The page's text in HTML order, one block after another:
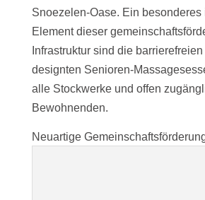
Snoezelen-Oase. Ein besonderes
Element dieser
Infrastruktur sind die barrierefreien
designten Senioren-
alle Stockwerke und offen
Bewohnenden.
Neuartige